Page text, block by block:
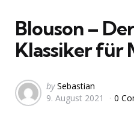
Blouson –
Klassiker für
Posted
by
by Sebastian
9. August 2021
0